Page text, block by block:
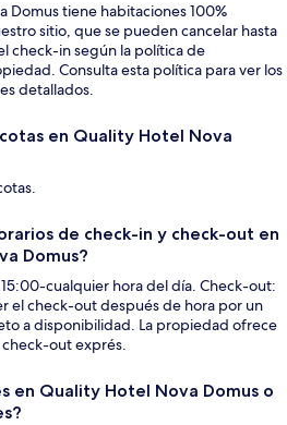
Domus tiene habitaciones 100%
sitio, que se pueden cancelar hasta
check-in según la política de
Consulta esta política para ver los
detallados.
en Quality Hotel Nova
de check-in y check-out en
Domus?
cualquier hora del día. Check-out:
el check-out después de hora por un
a disponibilidad. La propiedad ofrece
out exprés.
en Quality Hotel Nova Domus o